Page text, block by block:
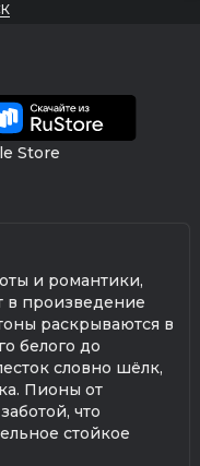
и романтики,
в произведение
раскрываются в
белого до
словно шёлк,
Пионы от
что
стойкое